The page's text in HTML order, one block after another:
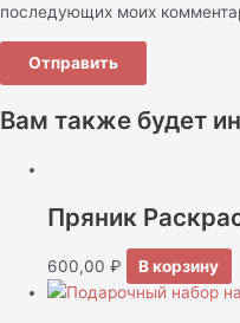
последующих моих
Вам также будет
Пряник
600,00 ₽ В корзину